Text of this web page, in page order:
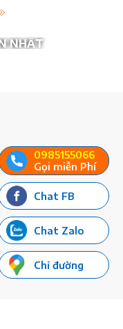
NHẤT
0985155066
Gọi miễn Phí
Chat FB
Chat Zalo
Chỉ đường